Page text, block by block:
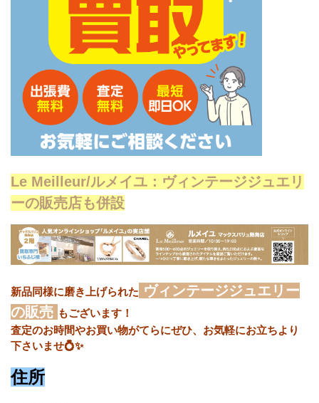
Le Meilleur/ルメイユ：ヴィンテージジュエリ
ーの販売店も併設
新品同様に磨き上げられた ヴィンテージジュエリー
の販売 もございます！
査定のお時間やお買い物がてらにぜひ、お気軽にお立ちより
下さいませ💍✨
住所